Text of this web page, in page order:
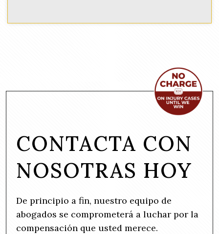
CONTACTA CON
NOSOTRAS HOY
De principio a fin, nuestro equipo de
abogados se comprometerá a luchar por la
compensación que usted merece.